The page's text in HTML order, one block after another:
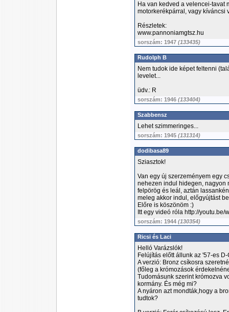
Ha van kedved a velencei-tavat
motorkerékpárral, vagy kíváncsi
Részletek:
www.pannoniamgtsz.hu
sorszám: 1947 (133435)
Rudolph B
Nem tudok ide képet feltenni
levelet...
üdv.: R
sorszám: 1946 (133404)
Szabbensz
Lehet szimmeringes...
sorszám: 1945 (131314)
dodibasa89
Sziasztok!
Van egy új szerzeményem egy
nehezen indul hidegen, nagyon
felpörög és leál, aztán
meleg akkor indul, előgyújtást
Előre is köszönöm :)
Itt egy videó róla http://youtu.be/
sorszám: 1944 (130354)
Ricsi és Laci
Helló Varázslók!
Felújítás előtt állunk az '57-es
A verzió: Bronz csíkosra
(főleg a krómozások
Tudomásunk szerint krómozva
kormány. És még mi?
A nyáron azt mondták,hogy a
tudtok?